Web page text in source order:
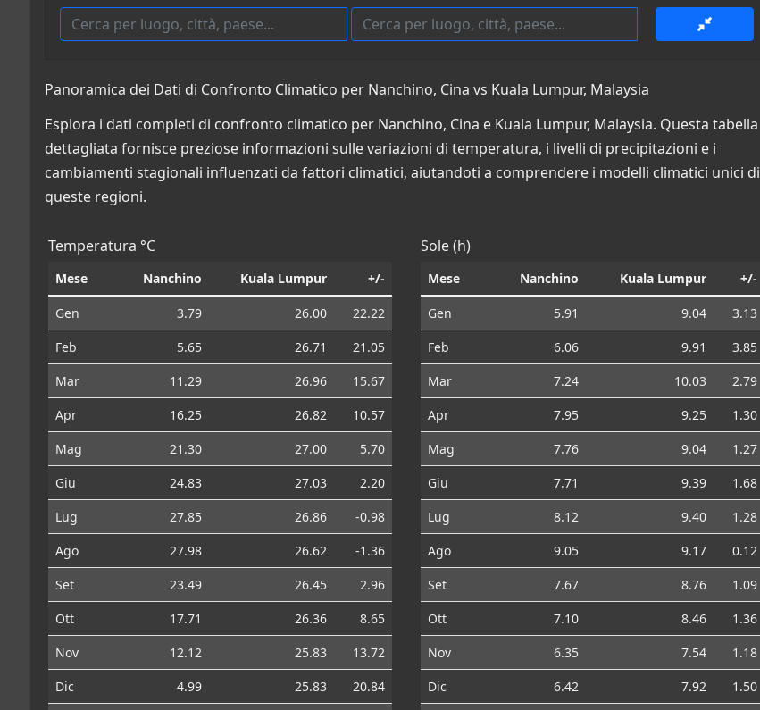
Panoramica dei Dati di Confronto Climatico per Nanchino, Cina vs Kuala Lumpur, Malaysia
Esplora i dati completi di confronto climatico per Nanchino, Cina e Kuala Lumpur, Malaysia. Questa tabella
dettagliata fornisce preziose informazioni sulle variazioni di temperatura, i livelli di precipitazioni e i
cambiamenti stagionali influenzati da fattori climatici, aiutandoti a comprendere i modelli climatici unici di
queste regioni.
Temperatura °C
Mese Nanchino Kuala Lumpur +/-
Gen 3.79 26.00
22.22
Feb
5.65 26.71
21.05
Mar
11.29 26.96
15.67
Apr
16.25 26.82
10.57
Mag
21.30 27.00
5.70
Giu
24.83 27.03
2.20
Lug
27.85 26.86
-0.98
Ago
27.98 26.62
-1.36
Set
23.49 26.45
2.96
Ott
17.71 26.36
8.65
Nov
12.12 25.83
13.72
Dic
4.99 25.83
20.84
Sole (h)
Mese Nanchino Kuala Lumpur +/-
Gen 5.91 9.04
3.13
Feb
6.06 9.91
3.85
Mar
7.24 10.03
2.79
Apr
7.95 9.25
1.30
Mag
7.76 9.04
1.27
Giu
7.71 9.39
1.68
Lug
8.12 9.40
1.28
Ago
9.05 9.17
0.12
Set
7.67 8.76
1.09
Ott
7.10 8.46
1.36
Nov
6.35 7.54
1.18
Dic
6.42 7.92
1.50